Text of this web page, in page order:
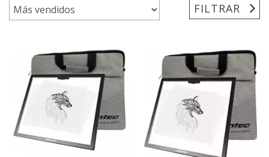
FILTRAR